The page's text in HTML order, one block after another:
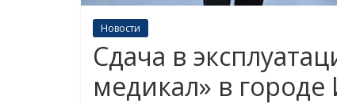
Новости
Сдача в
медикал» в